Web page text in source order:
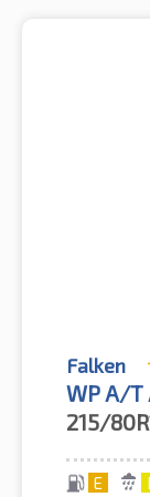
Falken
WP A/T
215/
E